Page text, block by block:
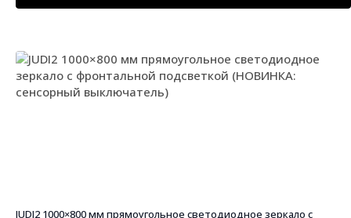
JUDI2 1000×800 мм прямоугольное светодиодное зеркало с